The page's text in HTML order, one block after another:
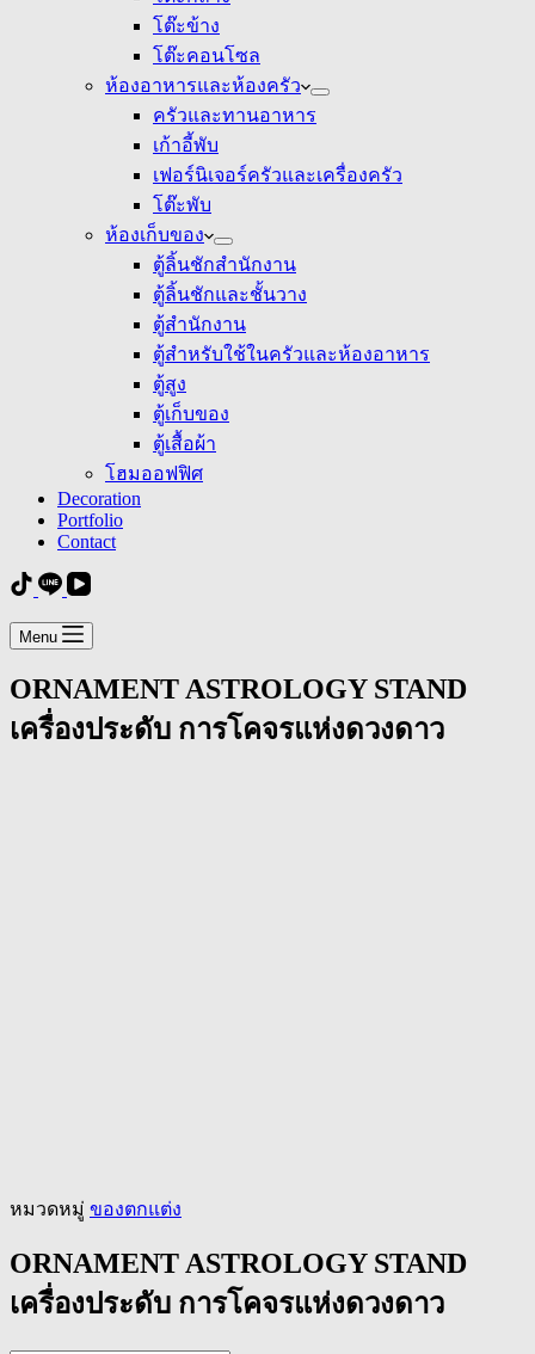
โต๊ะข้าง
โต๊ะคอนโซล
ห้องอาหารและห้องครัว
ครัวและทานอาหาร
เก้าอี้พับ
เฟอร์นิเจอร์ครัวและเครื่องครัว
โต๊ะพับ
ห้องเก็บของ
ตู้ลิ้นชักสำนักงาน
ตู้ลิ้นชักและชั้นวาง
ตู้สำนักงาน
ตู้สำหรับใช้ในครัวและห้องอาหาร
ตู้สูง
ตู้เก็บของ
ตู้เสื้อผ้า
โฮมออฟฟิศ
Decoration
Portfolio
Contact
Menu
ORNAMENT ASTROLOGY STAND
เครื่องประดับ การโคจรแห่งดวงดาว
หมวดหมู่ ของตกแต่ง
ORNAMENT ASTROLOGY STAND
เครื่องประดับ การโคจรแห่งดวงดาว